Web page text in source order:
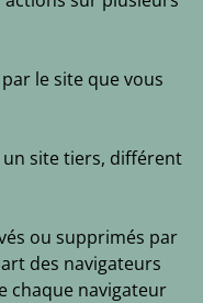
le site que vous
site tiers, différent
ou supprimés par
des navigateurs
chaque navigateur